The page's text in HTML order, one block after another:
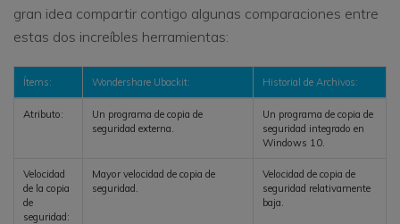
gran idea compartir contigo algunas comparaciones entre
estas dos increíbles herramientas:
Ítems: Wondershare Ubackit: Historial de Archivos:
Atributo:
Un programa de copia de
seguridad externa.
Un programa de copia de
seguridad integrado en
Windows 10.
Velocidad
de la copia
de
seguridad:
Mayor velocidad de copia de
seguridad.
Velocidad de copia de
seguridad relativamente
baja.